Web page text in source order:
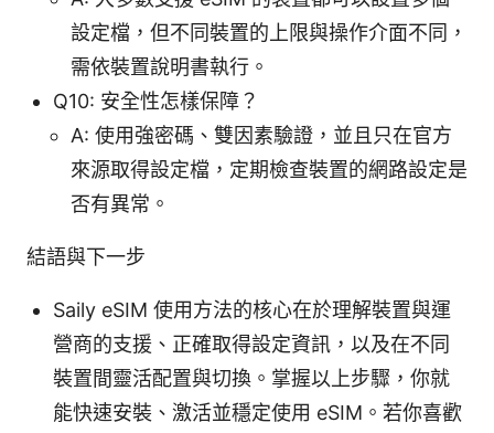
設定檔，但不同裝置的上限與操作介面不同，
需依裝置說明書執行。
Q10: 安全性怎樣保障？
A: 使用強密碼、雙因素驗證，並且只在官方
來源取得設定檔，定期檢查裝置的網路設定是
否有異常。
結語與下一步
Saily eSIM 使用方法的核心在於理解裝置與運
營商的支援、正確取得設定資訊，以及在不同
裝置間靈活配置與切換。掌握以上步驟，你就
能快速安裝、激活並穩定使用 eSIM。若你喜歡